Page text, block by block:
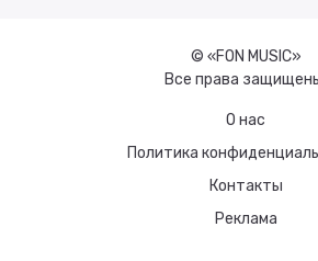
© «FON MUSIC»
Все права
О нас
Политика
Контакты
Реклама